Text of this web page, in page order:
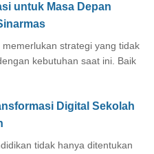
untuk Masa Depan
strategi yang tidak
kebutuhan saat ini. Baik
Digital Sekolah
tidak hanya ditentukan